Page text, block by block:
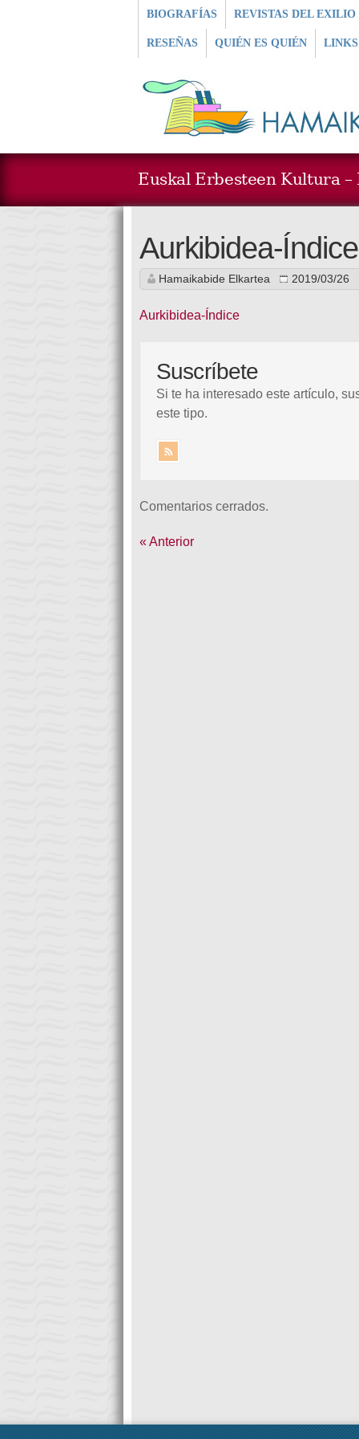
BIOGRAFÍAS REVISTAS DEL EXILIO
RESEÑAS QUIÉN ES QUIÉN LINKS
Euskal Erbesteen Kultura –
Aurkibidea-Índice
Hamaikabide Elkartea 2019/03/26
Aurkibidea-Índice
Suscríbete
Si te ha interesado este artículo,
este tipo.
Comentarios cerrados.
« Anterior